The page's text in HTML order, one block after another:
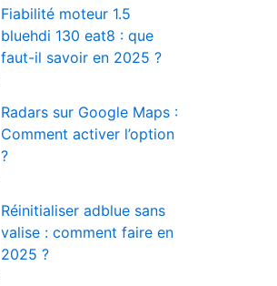
Fiabilité moteur 1.5
bluehdi 130 eat8 : que
faut-il savoir en 2025 ?
Radars sur Google Maps :
Comment activer l’option
?
Réinitialiser adblue sans
valise : comment faire en
2025 ?